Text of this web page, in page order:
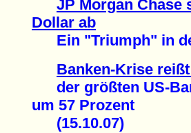
JP Morgan Chase
Dollar ab
Ein "Triumph" in
Banken-Krise
der größten US-
um 57 Prozent
(15.10.07)